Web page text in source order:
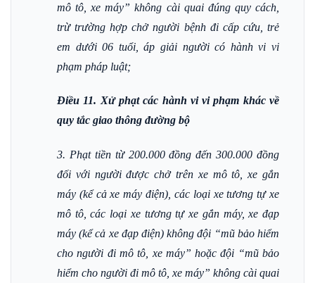
mô tô, xe máy” không cài quai đúng quy cách,
trừ trường hợp chở người bệnh đi cấp cứu, trẻ
em dưới 06 tuổi, áp giải người có hành vi vi
phạm pháp luật;
Điều 11. Xử phạt các hành vi vi phạm khác về
quy tắc giao thông đường bộ
3. Phạt tiền từ 200.000 đồng đến 300.000 đồng
đối với người được chở trên xe mô tô, xe gắn
máy (kể cả xe máy điện), các loại xe tương tự xe
mô tô, các loại xe tương tự xe gắn máy, xe đạp
máy (kể cả xe đạp điện) không đội “mũ bảo hiểm
cho người đi mô tô, xe máy” hoặc đội “mũ bảo
hiểm cho người đi mô tô, xe máy” không cài quai